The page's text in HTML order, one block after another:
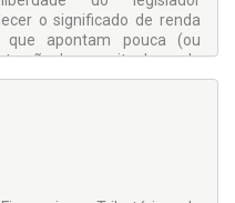
o significado de renda
apontam pouca (ou
do conceito de renda
que isso seria matéria
assim se fará para que,
entre a renda
da base de cálculo